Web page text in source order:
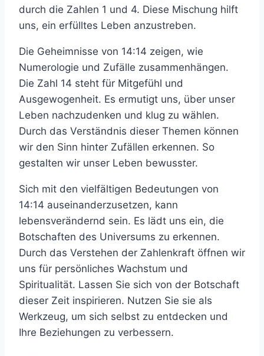
durch die Zahlen 1 und 4. Diese Mischung hilft
uns, ein erfülltes Leben anzustreben.
Die Geheimnisse von 14:14 zeigen, wie
Numerologie und Zufälle zusammenhängen.
Die Zahl 14 steht für Mitgefühl und
Ausgewogenheit. Es ermutigt uns, über unser
Leben nachzudenken und klug zu wählen.
Durch das Verständnis dieser Themen können
wir den Sinn hinter Zufällen erkennen. So
gestalten wir unser Leben bewusster.
Sich mit den vielfältigen Bedeutungen von
14:14 auseinanderzusetzen, kann
lebensverändernd sein. Es lädt uns ein, die
Botschaften des Universums zu erkennen.
Durch das Verstehen der Zahlenkraft öffnen wir
uns für persönliches Wachstum und
Spiritualität. Lassen Sie sich von der Botschaft
dieser Zeit inspirieren. Nutzen Sie sie als
Werkzeug, um sich selbst zu entdecken und
Ihre Beziehungen zu verbessern.